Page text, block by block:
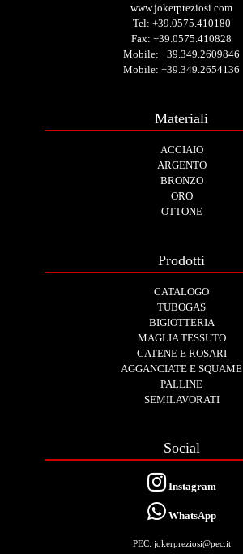
www.jokerpreziosi.com
Tel: +39.0575.410180
Fax: +39.0575.410828
Mobile: +39.349.2609846
Mobile: +39.349.2654136
Materiali
ACCIAIO
ARGENTO
BRONZO
ORO
OTTONE
Prodotti
CATALOGO
TUBOGAS
BIGIOTTERIA
MAGLIA TESSUTO
CATENE E ROSARI
AGGANCIATE E SQUAME
PALLINE
SEMILAVORATI
Social
Instagram
WhatsApp
PEC: jokerpreziosi@pec.it